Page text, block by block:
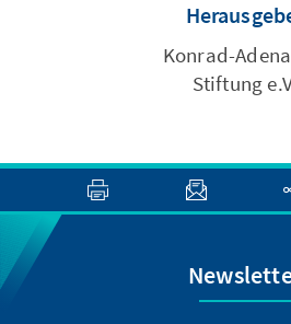
Konrad-
Stiftung